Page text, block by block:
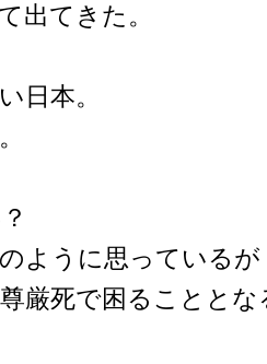
出てきた。
日本。
ように思っているが
厳死で困ることとな